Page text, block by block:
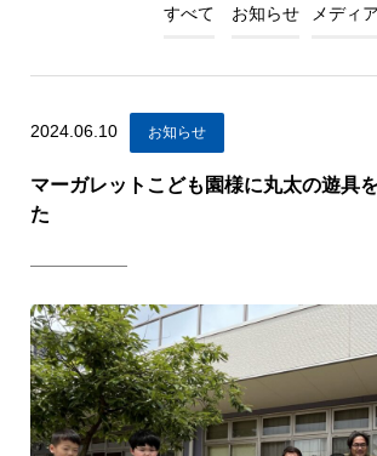
すべて お知らせ メディア
2024.06.10 お知らせ
マーガレットこども園様に丸太の遊具
た